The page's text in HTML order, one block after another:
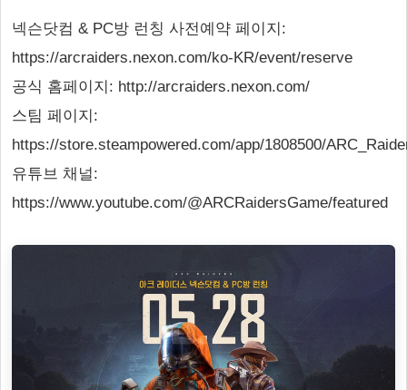
넥슨닷컴 & PC방 런칭 사전예약 페이지:
https://arcraiders.nexon.com/ko-KR/event/reserve
공식 홈페이지: http://arcraiders.nexon.com/
스팀 페이지:
https://store.steampowered.com/app/1808500/
유튜브 채널:
https://www.youtube.com/@ARCRaidersGame/featured